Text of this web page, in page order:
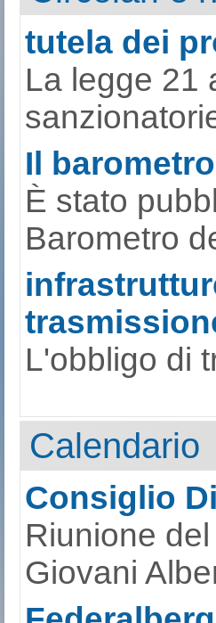
tutela dei
La legge 21
Il
È stato
Barometro
L'obbligo di
Calendario
Consiglio
Riunione
Giovani